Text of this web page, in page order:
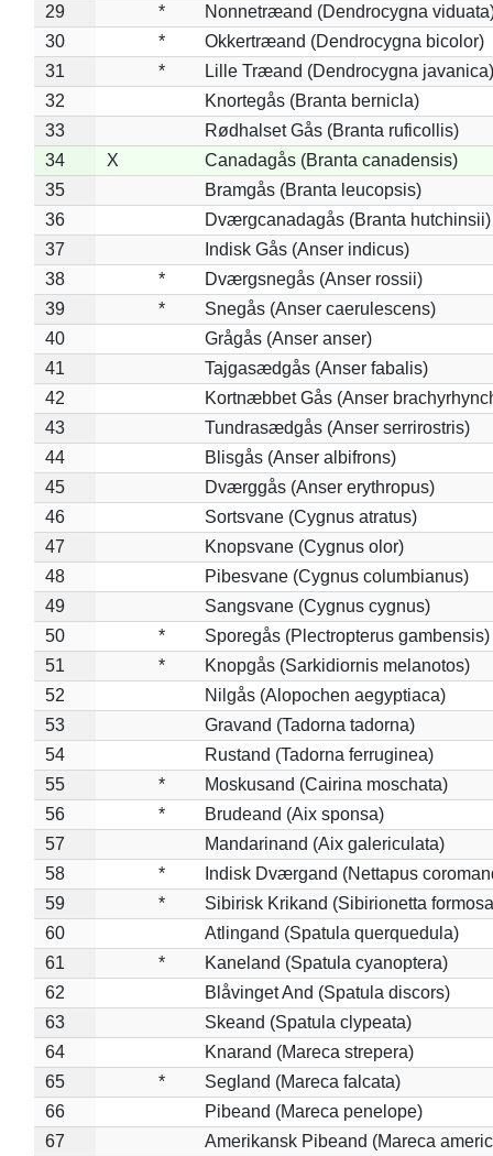
29
*
Nonnetræand (Dendrocygna
30
*
Okkertræand (Dendrocygna bicolor)
31
*
Lille Træand (Dendrocygna javanica)
32
Knortegås (Branta bernicla)
33
Rødhalset Gås (Branta ruficollis)
34
X
Canadagås (Branta canadensis)
35
Bramgås (Branta leucopsis)
36
Dværgcanadagås (Branta hutchinsii)
37
Indisk Gås (Anser indicus)
38
*
Dværgsnegås (Anser rossii)
39
*
Snegås (Anser caerulescens)
40
Grågås (Anser anser)
41
Tajgasædgås (Anser fabalis)
42
Kortnæbbet Gås (Anser
43
Tundrasædgås (Anser serrirostris)
44
Blisgås (Anser albifrons)
45
Dværggås (Anser erythropus)
46
Sortsvane (Cygnus atratus)
47
Knopsvane (Cygnus olor)
48
Pibesvane (Cygnus columbianus)
49
Sangsvane (Cygnus cygnus)
50
*
Sporegås (Plectropterus gambensis)
51
*
Knopgås (Sarkidiornis melanotos)
52
Nilgås (Alopochen aegyptiaca)
53
Gravand (Tadorna tadorna)
54
Rustand (Tadorna ferruginea)
55
*
Moskusand (Cairina moschata)
56
*
Brudeand (Aix sponsa)
57
Mandarinand (Aix galericulata)
58
*
Indisk Dværgand (Nettapus
59
*
Sibirisk Krikand (Sibirionetta
60
Atlingand (Spatula querquedula)
61
*
Kaneland (Spatula cyanoptera)
62
Blåvinget And (Spatula discors)
63
Skeand (Spatula clypeata)
64
Knarand (Mareca strepera)
65
*
Segland (Mareca falcata)
66
Pibeand (Mareca penelope)
67
Amerikansk Pibeand (Mareca